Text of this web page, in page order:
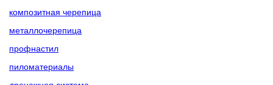
композитная черепица
металлочерепица
профнастил
пиломатериалы